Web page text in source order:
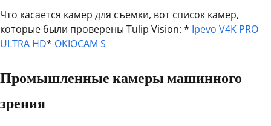
Что касается камер для съемки, вот список камер,
которые были проверены Tulip Vision: * Ipevo V4K PRO
ULTRA HD* OKIOCAM S
Промышленные камеры машинного
зрения